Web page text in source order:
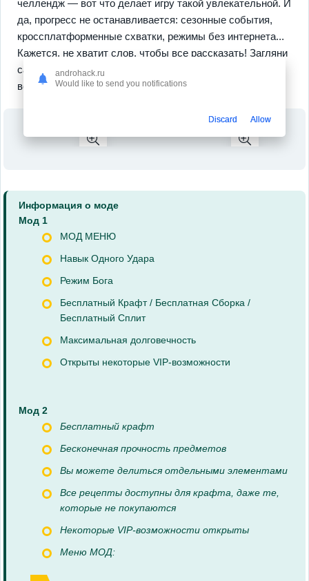
челлендж — вот что делает игру такой увлекательной. И
да, прогресс не останавливается: сезонные события,
кроссплатформенные схватки, режимы без интернета...
Кажется, не хватит слов, чтобы все рассказать! Загляни
сам, испытай удачу — как знать, вдруг захочешь
вернуться на эти земли еще не раз?
Информация о моде
Мод 1
МОД МЕНЮ
Навык Одного Удара
Режим Бога
Бесплатный Крафт / Бесплатная Сборка /
Бесплатный Сплит
Максимальная долговечность
Открыты некоторые VIP-возможности
Мод 2
Бесплатный крафт
Бесконечная прочность предметов
Вы можете делиться отдельными элементами
Все рецепты доступны для крафта, даже те,
которые не покупаются
Некоторые VIP-возможности открыты
Меню МОД:
androhack.ru
Would like to send you notifications
Discard Allow